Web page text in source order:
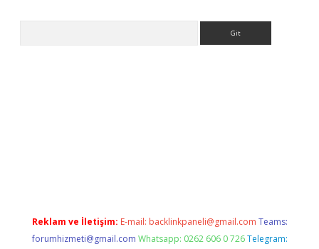
Reklam ve İletişim: E-mail: backlinkpaneli@gmail.com Teams:
forumhizmeti@gmail.com Whatsapp: 0262 606 0 726 Telegram: